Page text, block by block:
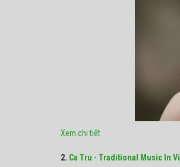
Xem chi tiết
2. Ca Tru - Traditional Music In